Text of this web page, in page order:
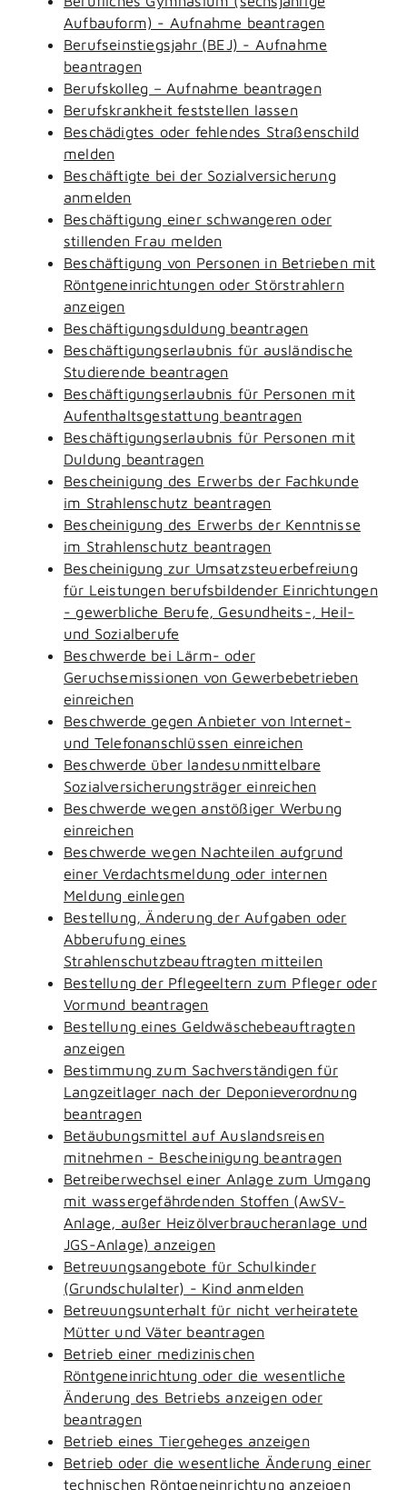
Aufbauform) - Aufnahme beantragen
Berufseinstiegsjahr (BEJ) - Aufnahme
beantragen
Berufskolleg – Aufnahme beantragen
Berufskrankheit feststellen lassen
Beschädigtes oder fehlendes Straßenschild
melden
Beschäftigte bei der Sozialversicherung
anmelden
Beschäftigung einer schwangeren oder
stillenden Frau melden
Beschäftigung von Personen in Betrieben mit
Röntgeneinrichtungen oder Störstrahlern
anzeigen
Beschäftigungsduldung beantragen
Beschäftigungserlaubnis für ausländische
Studierende beantragen
Beschäftigungserlaubnis für Personen mit
Aufenthaltsgestattung beantragen
Beschäftigungserlaubnis für Personen mit
Duldung beantragen
Bescheinigung des Erwerbs der Fachkunde
im Strahlenschutz beantragen
Bescheinigung des Erwerbs der Kenntnisse
im Strahlenschutz beantragen
Bescheinigung zur Umsatzsteuerbefreiung
für Leistungen berufsbildender Einrichtungen
- gewerbliche Berufe, Gesundheits-, Heil-
und Sozialberufe
Beschwerde bei Lärm- oder
Geruchsemissionen von Gewerbebetrieben
einreichen
Beschwerde gegen Anbieter von Internet-
und Telefonanschlüssen einreichen
Beschwerde über landesunmittelbare
Sozialversicherungsträger einreichen
Beschwerde wegen anstößiger Werbung
einreichen
Beschwerde wegen Nachteilen aufgrund
einer Verdachtsmeldung oder internen
Meldung einlegen
Bestellung, Änderung der Aufgaben oder
Abberufung eines
Strahlenschutzbeauftragten mitteilen
Bestellung der Pflegeeltern zum Pfleger oder
Vormund beantragen
Bestellung eines Geldwäschebeauftragten
anzeigen
Bestimmung zum Sachverständigen für
Langzeitlager nach der Deponieverordnung
beantragen
Betäubungsmittel auf Auslandsreisen
mitnehmen - Bescheinigung beantragen
Betreiberwechsel einer Anlage zum Umgang
mit wassergefährdenden Stoffen (AwSV-
Anlage, außer Heizölverbraucheranlage und
JGS-Anlage) anzeigen
Betreuungsangebote für Schulkinder
(Grundschulalter) - Kind anmelden
Betreuungsunterhalt für nicht verheiratete
Mütter und Väter beantragen
Betrieb einer medizinischen
Röntgeneinrichtung oder die wesentliche
Änderung des Betriebs anzeigen oder
beantragen
Betrieb eines Tiergeheges anzeigen
Betrieb oder die wesentliche Änderung einer
technischen Röntgeneinrichtung anzeigen